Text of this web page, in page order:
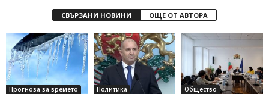
СВЪРЗАНИ НОВИНИ ОЩЕ ОТ АВТОРА
Прогноза за времето Политика Общество